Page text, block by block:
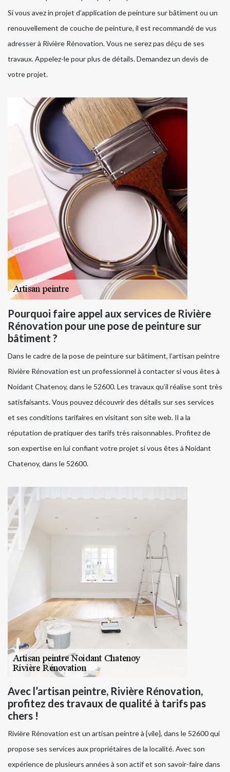
Si vous avez in projet d’application de peinture sur bâtiment ou un
renouvellement de couche de peinture, il est recommandé de vus
adresser à Rivière Rénovation. Vous ne serez pas déçu de ses
travaux. Appelez-le pour plus de détails. Demandez un devis de
votre projet.
Pourquoi faire appel aux services de Rivière
Rénovation pour une pose de peinture sur
bâtiment ?
Dans le cadre de la pose de peinture sur bâtiment, l’artisan peintre
Rivière Rénovation est un professionnel à contacter si vous êtes à
Noidant Chatenoy, dans le 52600. Les travaux qu’il réalise sont très
satisfaisants. Vous pouvez découvrir des détails sur ses services
et ses conditions tarifaires en visitant son site web. Il a la
réputation de pratiquer des tarifs très raisonnables. Profitez de
son expertise en lui confiant votre projet si vous êtes à Noidant
Chatenoy, dans le 52600.
Avec l’artisan peintre, Rivière Rénovation,
profitez des travaux de qualité à tarifs pas
chers !
Rivière Rénovation est un artisan peintre à {vile}, dans le 52600 qui
propose ses services aux propriétaires de la localité. Avec son
expérience de plusieurs années à son actif et son savoir-faire dans